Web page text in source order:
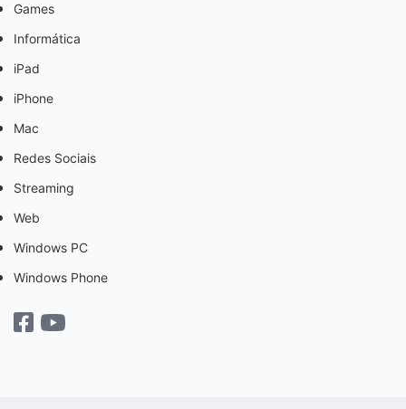
Games
Informática
iPad
iPhone
Mac
Redes Sociais
Streaming
Web
Windows PC
Windows Phone